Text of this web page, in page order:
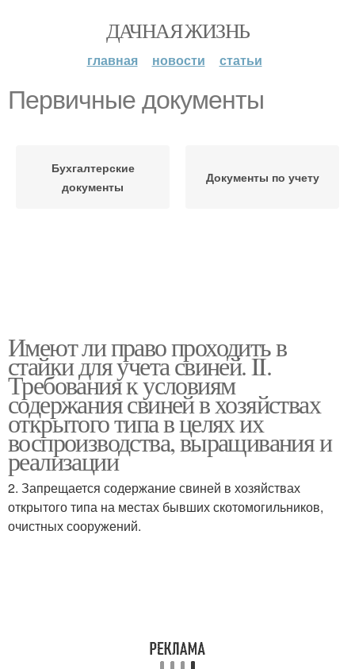
ДАЧНАЯ ЖИЗНЬ
главная новости статьи
Первичные документы
Бухгалтерские
документы
Документы по учету
Имеют ли право проходить в
стайки для учета свиней. II.
Требования к условиям
содержания свиней в хозяйствах
открытого типа в целях их
воспроизводства, выращивания и
реализации
2. Запрещается содержание свиней в хозяйствах
открытого типа на местах бывших скотомогильников,
очистных сооружений.